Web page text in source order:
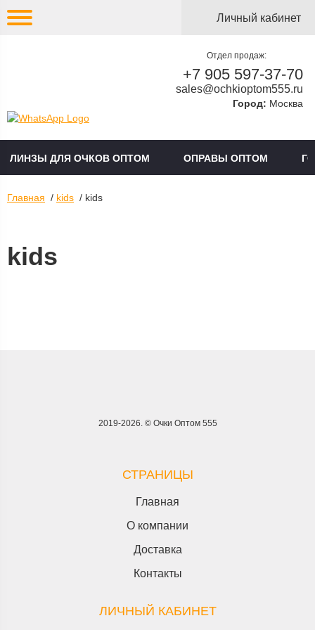
Личный кабинет
Отдел продаж:
+7 905 597-37-70
sales@ochkioptom555.ru
Город: Москва
ЛИНЗЫ ДЛЯ ОЧКОВ ОПТОМ ОПРАВЫ ОПТОМ
Главная / kids / kids
kids
2019-2026. © Очки Оптом 555
СТРАНИЦЫ
Главная
О компании
Доставка
Контакты
ЛИЧНЫЙ КАБИНЕТ